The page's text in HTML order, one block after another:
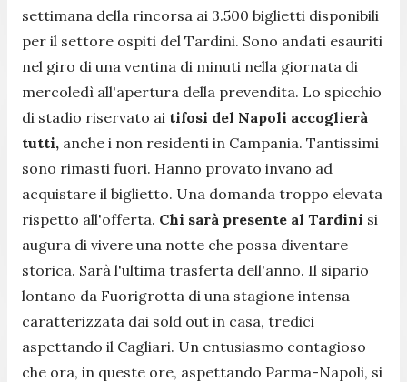
settimana della rincorsa ai 3.500 biglietti disponibili
per il settore ospiti del Tardini. Sono andati esauriti
nel giro di una ventina di minuti nella giornata di
mercoledì all'apertura della prevendita. Lo spicchio
di stadio riservato ai tifosi del Napoli accoglierà
tutti, anche i non residenti in Campania. Tantissimi
sono rimasti fuori. Hanno provato invano ad
acquistare il biglietto. Una domanda troppo elevata
rispetto all'offerta. Chi sarà presente al Tardini si
augura di vivere una notte che possa diventare
storica. Sarà l'ultima trasferta dell'anno. Il sipario
lontano da Fuorigrotta di una stagione intensa
caratterizzata dai sold out in casa, tredici
aspettando il Cagliari. Un entusiasmo contagioso
che ora, in queste ore, aspettando Parma-Napoli, si